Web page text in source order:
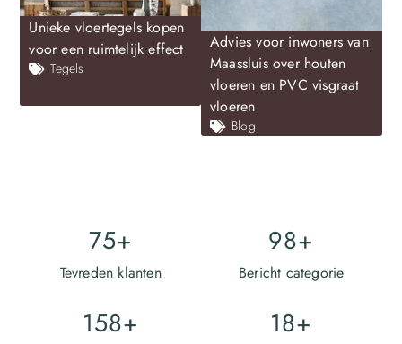
Unieke vloertegels kopen
voor een ruimtelijk effect
Tegels
Advies voor inwoners van
Maassluis over houten
vloeren en PVC visgraat
vloeren
Blog
Tevreden klanten
75+
Bericht categorie
98+
158+ 18+